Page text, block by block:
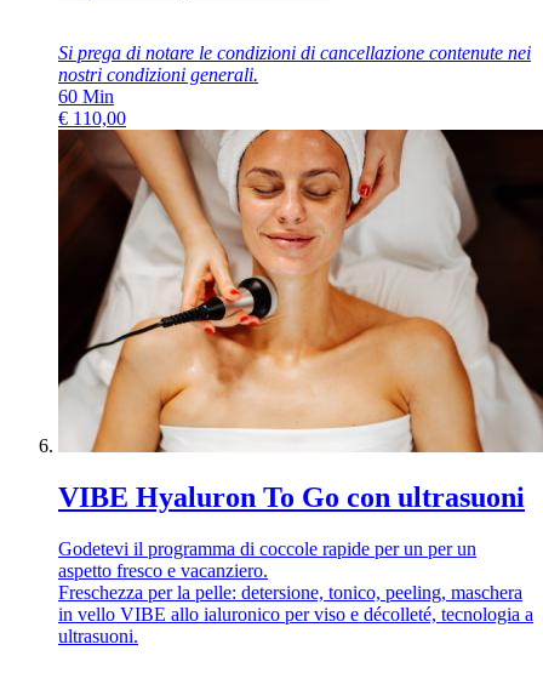
Si prega di notare le condizioni di cancellazione contenute nei
nostri condizioni generali.
60 Min
€ 110,00
VIBE Hyaluron To Go con ultrasuoni
Godetevi il programma di coccole rapide per un per un
aspetto fresco e vacanziero.
Freschezza per la pelle: detersione, tonico, peeling, maschera
in vello VIBE allo ialuronico per viso e décolleté, tecnologia a
ultrasuoni.